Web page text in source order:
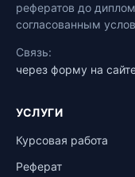
рефератов до
согласованным
Связь:
через форму на
УСЛУГИ
Курсовая работа
Реферат